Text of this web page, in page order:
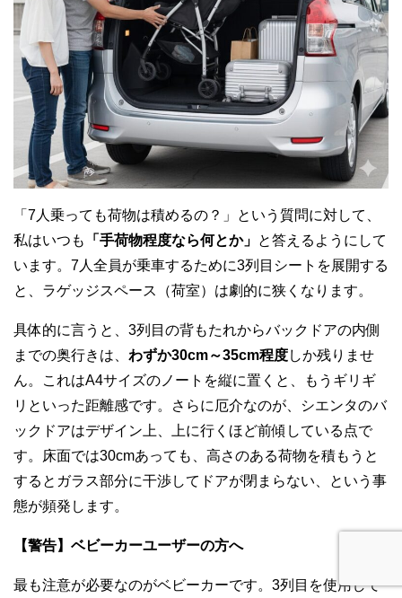
「7人乗っても荷物は積めるの？」という質問に対して、
私はいつも
「手荷物程度なら何とか」 と答えるようにして
います。7人全員が乗車するために3列目シートを展開する
と、ラゲッジスペース（荷室）は劇的に狭くなります。
具体的に言うと、3列目の背もたれからバックドアの内側
までの奥行きは、 わずか30cm～35cm程度しか残りませ
ん。これはA4サイズのノートを縦に置くと、もうギリギ
リといった距離感です。さらに厄介なのが、シエンタのバ
ックドアはデザイン上、上に行くほど前傾している点で
す。床面では30cmあっても、高さのある荷物を積もうと
するとガラス部分に干渉してドアが閉まらない、という事
態が頻発します。
【警告】ベビーカーユーザーの方へ
最も注意が必要なのがベビーカーです。3列目を使用して